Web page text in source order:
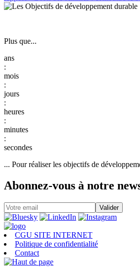
Plus que...
:
:
:
:
:
... Pour réaliser les objectifs de
Abonnez-vous à notre
CGU SITE INTERNET
Politique de confidentialité
Contact